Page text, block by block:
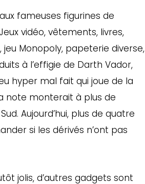
fameuses figurines de
vidéo, vêtements, livres,
Monopoly, papeterie diverse,
à l’effigie de Darth Vador,
hyper mal fait qui joue de la
note monterait à plus de
Aujourd’hui, plus de quatre
si les dérivés n’ont pas
jolis, d’autres gadgets sont